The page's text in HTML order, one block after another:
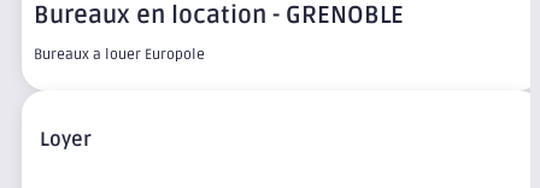
Bureaux en location - GRENOBLE
Bureaux a louer Europole
Loyer